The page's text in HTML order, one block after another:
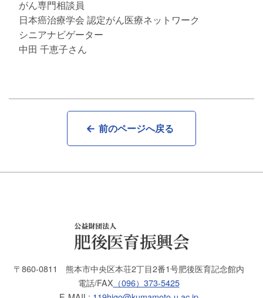
がん専門相談員
日本癌治療学会 認定がん医療ネットワーク
シニアナビゲーター
中田 千恵子さん
前のページへ戻る
〒860-0811 熊本市中央区本荘2丁目2番1号肥後医育記念館内
電話/FAX （096）373-5425